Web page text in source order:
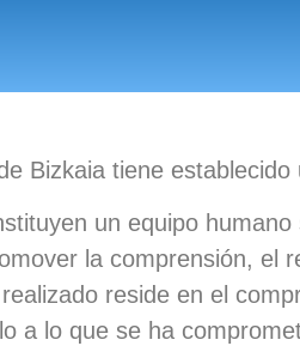
Bizkaia tiene
un equipo
la comprensión, el
reside en el
a lo que se ha